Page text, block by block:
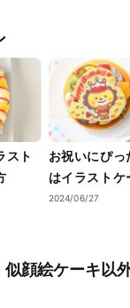
スト
お祝いにぴっ
はイラストケ
イズを演出
2024/06/27
顔絵ケーキ以